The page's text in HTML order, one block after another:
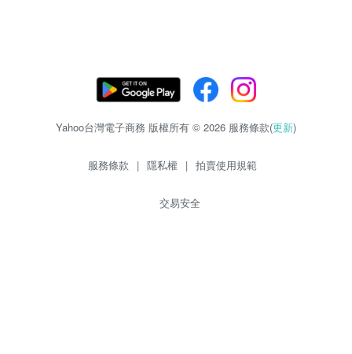
Yahoo台灣電子商務 版權所有 © 2026 服務條款(更新)
服務條款 | 隱私權 | 拍賣使用規範
交易安全